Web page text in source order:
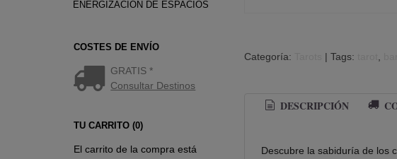
ENERGIZACIÓN DE ESPACIOS
COSTES DE ENVÍO
GRATIS *
Consultar Destinos
TU CARRITO (0)
El carrito de la compra está
Categoría: | Tags:
DESCRIPCIÓN
Descubre la sabiduría de los